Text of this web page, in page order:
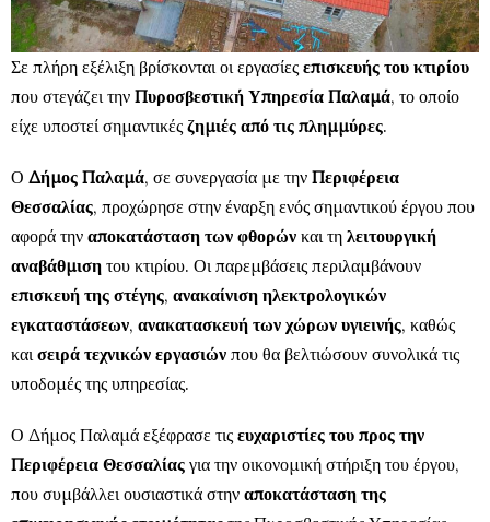
Σε πλήρη εξέλιξη βρίσκονται οι εργασίες επισκευής του κτιρίου
που στεγάζει την Πυροσβεστική Υπηρεσία Παλαμά, το οποίο
είχε υποστεί σημαντικές ζημιές από τις πλημμύρες.
Ο Δήμος Παλαμά, σε συνεργασία με την Περιφέρεια
Θεσσαλίας, προχώρησε στην έναρξη ενός σημαντικού έργου που
αφορά την αποκατάσταση των φθορών και τη λειτουργική
αναβάθμιση του κτιρίου. Οι παρεμβάσεις περιλαμβάνουν
επισκευή της στέγης, ανακαίνιση ηλεκτρολογικών
εγκαταστάσεων, ανακατασκευή των χώρων υγιεινής, καθώς
και σειρά τεχνικών εργασιών που θα βελτιώσουν συνολικά τις
υποδομές της υπηρεσίας.
Ο Δήμος Παλαμά εξέφρασε τις ευχαριστίες του προς την
Περιφέρεια Θεσσαλίας για την οικονομική στήριξη του έργου,
που συμβάλλει ουσιαστικά στην αποκατάσταση της